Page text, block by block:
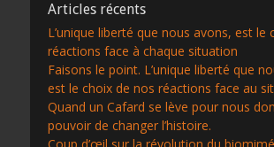
Articles récents
L’unique liberté que nous avons, est le
réactions face à chaque situation
Faisons le point. L’unique liberté que
est le choix de nos réactions face au
Quand un Cafard se lève pour nous
pouvoir de changer l’histoire.